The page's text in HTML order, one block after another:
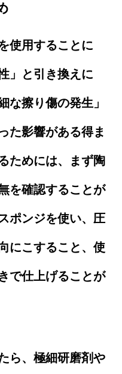
使用することに
」と引き換えに
な擦り傷の発生」
た影響がある得ま
ためには、まず陶
を確認することが
ポンジを使い、圧
にこすること、使
で仕上げることが
ら、極細研磨剤や